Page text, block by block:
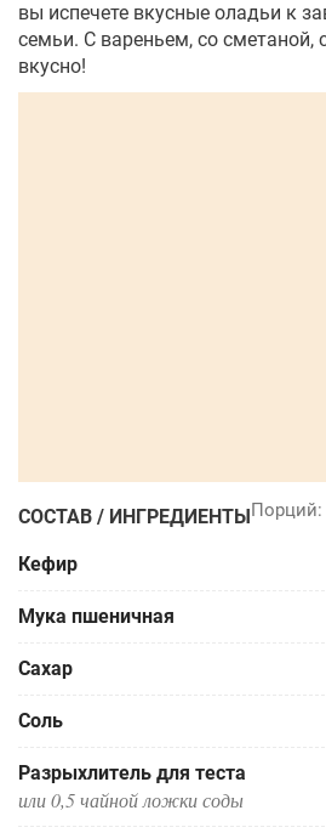
вы испечете вкусные оладьи к
семьи. С вареньем, со сметаной,
вкусно!
СОСТАВ / ИНГРЕДИЕНТЫ
Кефир
Мука пшеничная
Сахар
Соль
Разрыхлитель для теста
или 0,5 чайной ложки соды